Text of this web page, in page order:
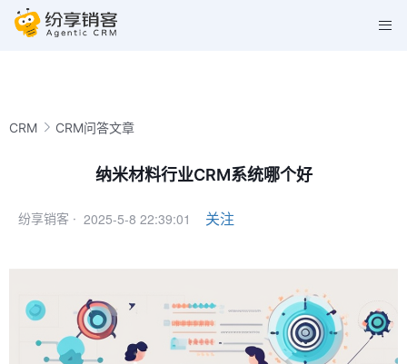
CRM CRM问答文章
纳米材料行业CRM系统哪个好
纷享销客 · 2025-5-8 22:39:01 关注